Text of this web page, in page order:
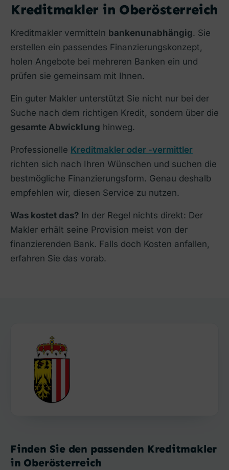
Kreditmakler in Oberösterreich
Kreditmakler vermitteln bankenunabhängig. Sie
erstellen ein passendes Finanzierungskonzept,
holen Angebote bei mehreren Banken ein und
prüfen sie gemeinsam mit Ihnen.
Ein guter Makler unterstützt Sie nicht nur bei der
Suche nach dem richtigen Kredit, sondern über die
gesamte Abwicklung hinweg.
Professionelle Kreditmakler oder -vermittler
richten sich nach Ihren Wünschen und suchen die
bestmögliche Finanzierungsform. Genau deshalb
empfehlen wir, diesen Service zu nutzen.
Was kostet das? In der Regel nichts direkt: Der
Makler erhält seine Provision meist von der
finanzierenden Bank. Falls doch Kosten anfallen,
erfahren Sie das vorab.
Finden Sie den passenden Kreditmakler
in Oberösterreich